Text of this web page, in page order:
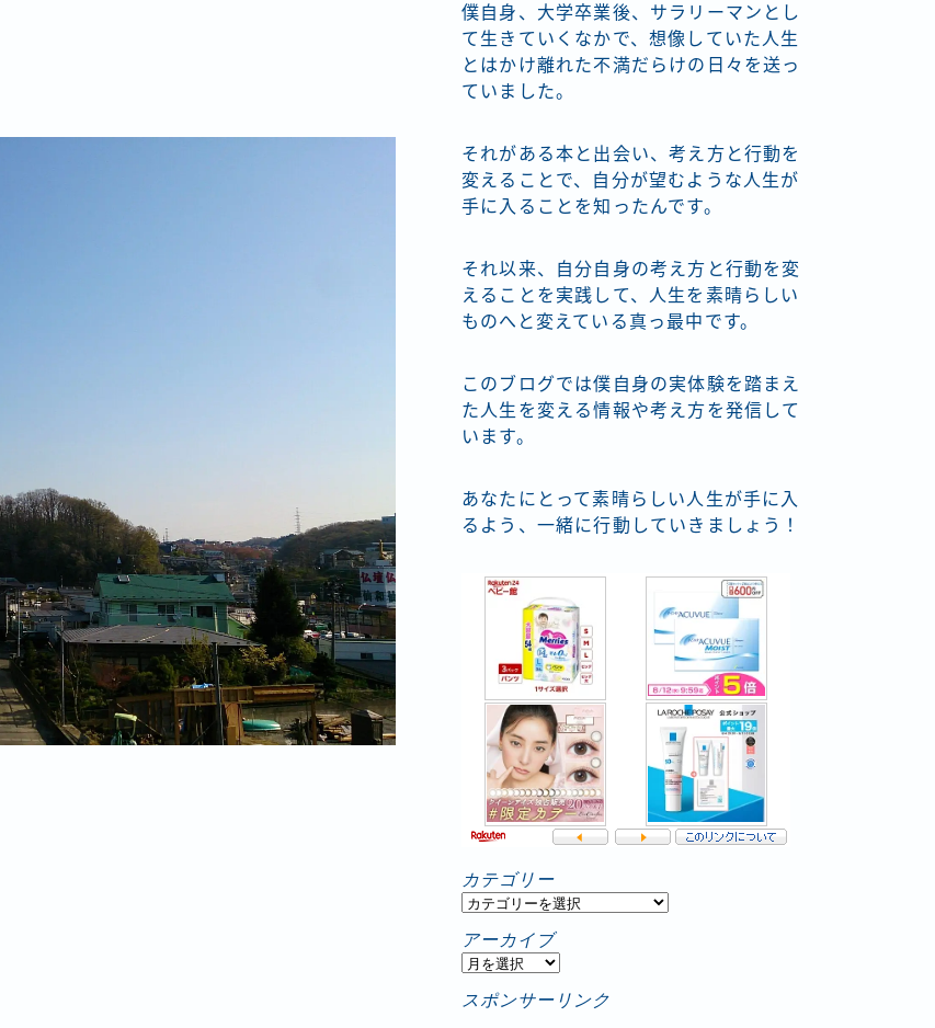
僕自身、大学卒業後、サラリーマンとし
て生きていくなかで、想像していた人生
とはかけ離れた不満だらけの日々を送っ
ていました。
それがある本と出会い、考え方と行動を
変えることで、自分が望むような人生が
手に入ることを知ったんです。
それ以来、自分自身の考え方と行動を変
えることを実践して、人生を素晴らしい
ものへと変えている真っ最中です。
このブログでは僕自身の実体験を踏まえ
た人生を変える情報や考え方を発信して
います。
あなたにとって素晴らしい人生が手に入
るよう、一緒に行動していきましょう！
カテゴリー
カ
テ
ゴ
ー
アーカイブ
ア
ー
スポンサーリンク